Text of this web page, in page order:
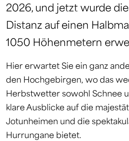
2026, und jetzt wurde
Distanz auf einen
1050 Höhenmetern
Hier erwartet Sie ein ganz
den Hochgebirgen, wo das
Herbstwetter sowohl Schnee
klare Ausblicke auf die
Jotunheimen und die
Hurrungane bietet.